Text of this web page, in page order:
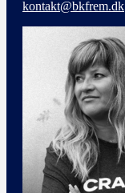
kontakt@bkfrem.dk